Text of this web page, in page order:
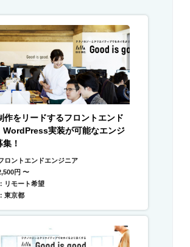
作をリードするフロントエンド
WordPress実装が可能なエンジ
！
ロントエンドエンジニア
円 〜
リモート希望
東京都